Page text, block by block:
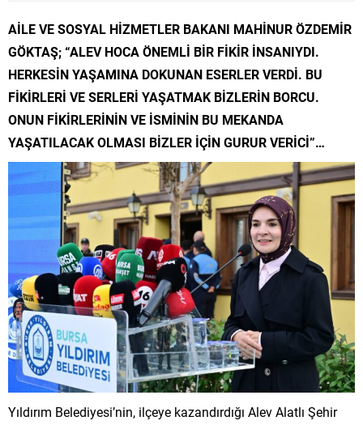
AİLE VE SOSYAL HİZMETLER BAKANI MAHİNUR ÖZDEMİR
GÖKTAŞ; “ALEV HOCA ÖNEMLİ BİR FİKİR İNSANIYDI.
HERKESİN YAŞAMINA DOKUNAN ESERLER VERDİ. BU
FİKİRLERİ VE SERLERİ YAŞATMAK BİZLERİN BORCU.
ONUN FİKİRLERİNİN VE İSMİNİN BU MEKANDA
YAŞATILACAK OLMASI BİZLER İÇİN GURUR VERİCİ”…
Yıldırım Belediyesi’nin, ilçeye kazandırdığı Alev Alatlı Şehir